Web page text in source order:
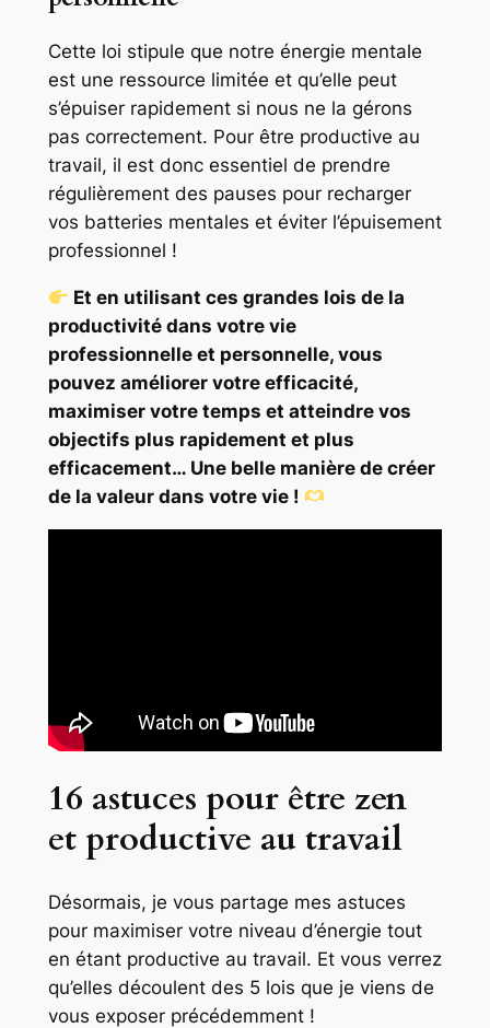
Cette loi stipule que notre énergie mentale
est une ressource limitée et qu’elle peut
s’épuiser rapidement si nous ne la gérons
pas correctement. Pour être productive au
travail, il est donc essentiel de prendre
régulièrement des pauses pour recharger
vos batteries mentales et éviter l’épuisement
professionnel !
Et en utilisant ces grandes lois de la
productivité dans votre vie
professionnelle et personnelle, vous
pouvez améliorer votre efficacité,
maximiser votre temps et atteindre vos
objectifs plus rapidement et plus
efficacement… Une belle manière de créer
de la valeur dans votre vie !
16 astuces pour être zen
et productive au travail
Désormais, je vous partage mes astuces
pour maximiser votre niveau d’énergie tout
en étant productive au travail. Et vous verrez
qu’elles découlent des 5 lois que je viens de
vous exposer précédemment !